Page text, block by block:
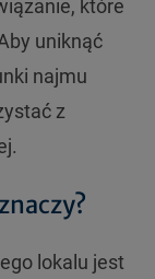
które
uniknąć
najmu
z
lokalu jest